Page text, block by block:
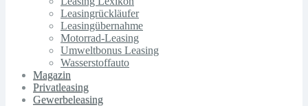
Leasingrückläufer
Leasingübernahme
Motorrad-Leasing
Umweltbonus Leasing
Wasserstoffauto
Magazin
Privatleasing
Gewerbeleasing